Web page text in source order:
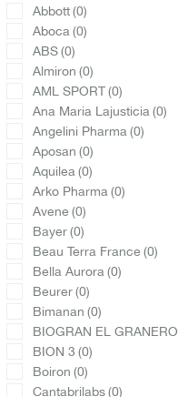
Abbott(0)
Aboca(0)
ABS(0)
Almiron(0)
AML SPORT(0)
Ana Maria Lajusticia(0)
Angelini Pharma(0)
Aposan(0)
Aquilea(0)
Arko Pharma(0)
Avene(0)
Bayer(0)
Beau Terra France(0)
Bella Aurora(0)
Beurer(0)
Bimanan(0)
BIOGRAN EL GRANERO
BION 3(0)
Boiron(0)
Cantabrilabs(0)